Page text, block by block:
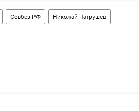
Совбез РФ Николай Патрушев